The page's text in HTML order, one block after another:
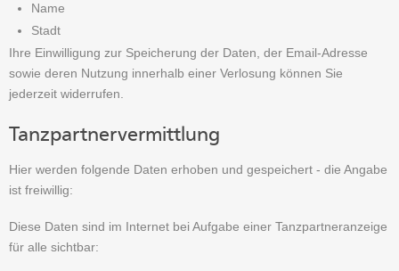
Name
Stadt
Ihre Einwilligung zur Speicherung der Daten, der Email-Adresse
sowie deren Nutzung innerhalb einer Verlosung können Sie
jederzeit widerrufen.
Tanzpartnervermittlung
Hier werden folgende Daten erhoben und gespeichert - die Angabe
ist freiwillig:
Diese Daten sind im Internet bei Aufgabe einer Tanzpartneranzeige
für alle sichtbar: